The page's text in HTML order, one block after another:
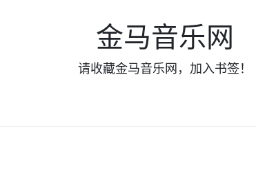
金马音乐网
请收藏金马音乐网，加入书签！